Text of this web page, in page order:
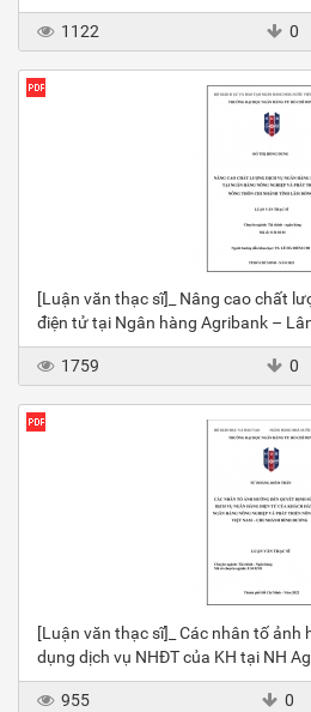
1122 0
[Luận văn thạc sĩ]_ Nâng cao chất
điện tử tại Ngân hàng Agribank –
1759 0
[Luận văn thạc sĩ]_ Các nhân tố
dụng dịch vụ NHĐT của KH tại NH
955 0